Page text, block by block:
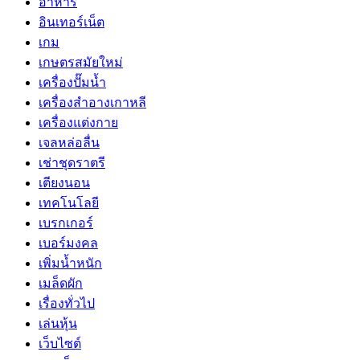
อินเทอร์เน็ต
เกม
เกษตรสมัยใหม่
เครื่องปั๊มน้ำ
เครื่องสำอางเกาหลี
เครื่องแต่งกาย
เจลหล่อลื่น
เช่าชุดราตรี
เตียงนอน
เทคโนโลยี
เบรกเกอร์
เบอร์มงคล
เพิ่มน้ำหนัก
เมล็ดผัก
เรื่องทั่วไป
เล่นหุ้น
เว็บไซต์